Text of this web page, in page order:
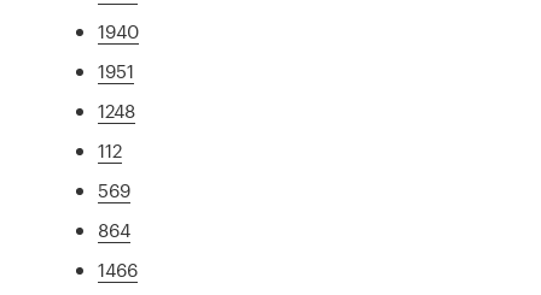
1940
1951
1248
112
569
864
1466